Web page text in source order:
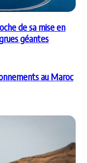
de sa mise en
géantes
au Maroc